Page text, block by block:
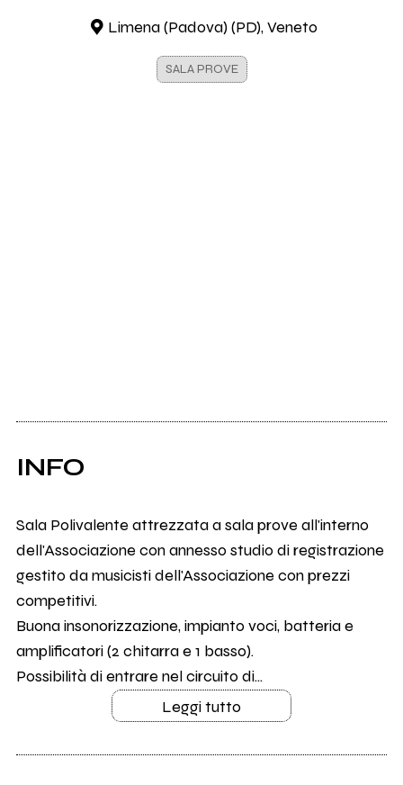
Limena (Padova) (PD), Veneto
SALA PROVE
INFO
Sala Polivalente attrezzata a sala prove all'interno
dell'Associazione con annesso studio di registrazione
gestito da musicisti dell'Associazione con prezzi
competitivi.
Buona insonorizzazione, impianto voci, batteria e
amplificatori (2 chitarra e 1 basso).
Possibilità di entrare nel circuito di...
Leggi tutto